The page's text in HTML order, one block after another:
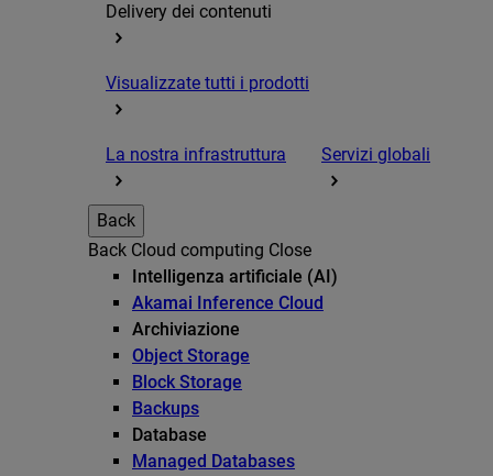
Delivery dei contenuti
Visualizzate tutti i prodotti
La nostra infrastruttura Servizi globali
Back
Back Cloud computing Close
Intelligenza artificiale (AI)
Akamai Inference Cloud
Archiviazione
Object Storage
Block Storage
Backups
Database
Managed Databases